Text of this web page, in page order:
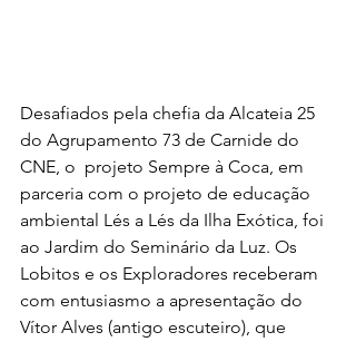
Desafiados pela chefia da Alcateia 25
do Agrupamento 73 de Carnide do
CNE, o  projeto Sempre à Coca, em
parceria com o projeto de educação
ambiental Lés a Lés da Ilha Exótica, foi
ao Jardim do Seminário da Luz. Os
Lobitos e os Exploradores receberam
com entusiasmo a apresentação do
Vítor Alves (antigo escuteiro), que